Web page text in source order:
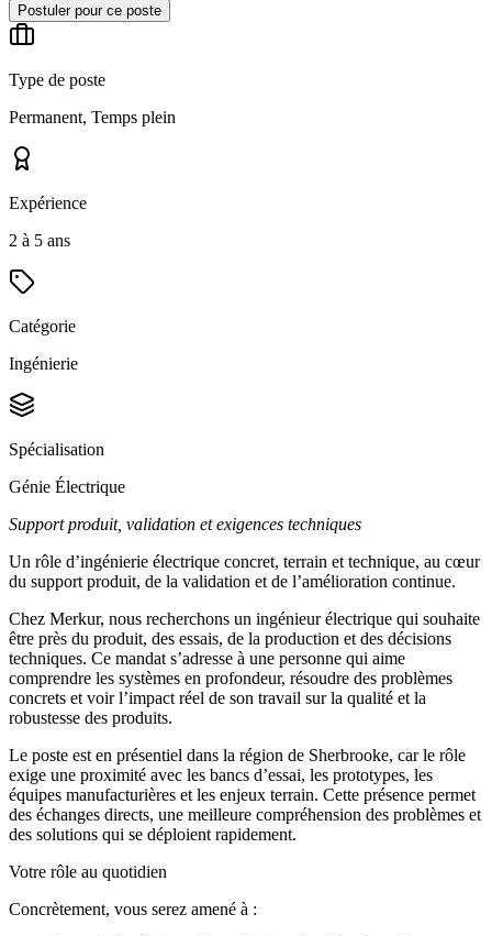
Postuler pour ce poste
Type de poste
Permanent, Temps plein
Expérience
2 à 5 ans
Catégorie
Ingénierie
Spécialisation
Génie Électrique
Support produit, validation et exigences techniques
Un rôle d’ingénierie électrique concret, terrain et technique, au cœur
du support produit, de la validation et de l’amélioration continue.
Chez Merkur, nous recherchons un ingénieur électrique qui souhaite
être près du produit, des essais, de la production et des décisions
techniques. Ce mandat s’adresse à une personne qui aime
comprendre les systèmes en profondeur, résoudre des problèmes
concrets et voir l’impact réel de son travail sur la qualité et la
robustesse des produits.
Le poste est en présentiel dans la région de Sherbrooke, car le rôle
exige une proximité avec les bancs d’essai, les prototypes, les
équipes manufacturières et les enjeux terrain. Cette présence permet
des échanges directs, une meilleure compréhension des problèmes et
des solutions qui se déploient rapidement.
Votre rôle au quotidien
Concrètement, vous serez amené à :